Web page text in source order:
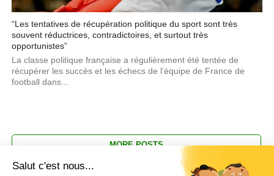
“Les tentatives de récupération politique du sport sont très
souvent réductrices, contradictoires, et surtout très
opportunistes”
La classe politique française a régulièrement été tentée de
récupérer les succès et les échecs de l’équipe de France de
football dans...
MORE POSTS